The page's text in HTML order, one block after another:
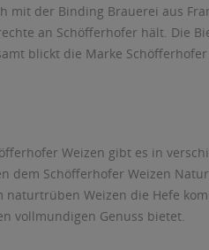
mit der Binding Brauerei aus
an Schöfferhofer hält. Die
blickt die Marke
Weizen gibt es in
dem Schöfferhofer Weizen
Weizen die Hefe
vollmundigen Genuss bietet.